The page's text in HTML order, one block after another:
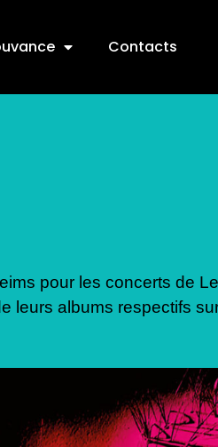
Contacts
pour les concerts de
leurs albums respectifs